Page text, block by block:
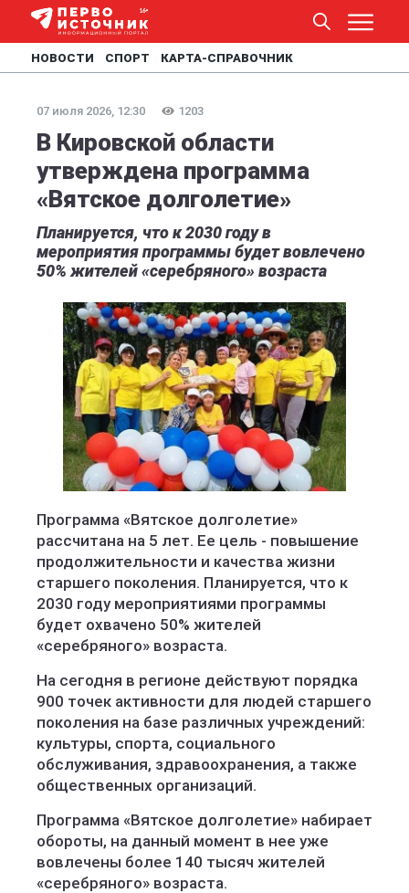
НОВОСТИ СПОРТ КАРТА-СПРАВОЧНИК
07 июля 2026, 12:30 1203
В Кировской области
утверждена программа
«Вятское долголетие»
Планируется, что к 2030 году в
мероприятия программы будет вовлечено
50% жителей «серебряного» возраста
Программа «Вятское долголетие»
рассчитана на 5 лет. Ее цель - повышение
продолжительности и качества жизни
старшего поколения. Планируется, что к
2030 году мероприятиями программы
будет охвачено 50% жителей
«серебряного» возраста.
На сегодня в регионе действуют порядка
900 точек активности для людей старшего
поколения на базе различных учреждений:
культуры, спорта, социального
обслуживания, здравоохранения, а также
общественных организаций.
Программа «Вятское долголетие» набирает
обороты, на данный момент в нее уже
вовлечены более 140 тысяч жителей
«серебряного» возраста.